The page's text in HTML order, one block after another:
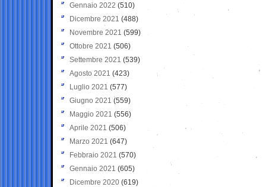
Gennaio 2022 (510)
Dicembre 2021 (488)
Novembre 2021 (599)
Ottobre 2021 (506)
Settembre 2021 (539)
Agosto 2021 (423)
Luglio 2021 (577)
Giugno 2021(559)
Maggio 2021 (556)
Aprile 2021 (506)
Marzo 2021 (647)
Febbraio 2021 (570)
Gennaio 2021 (605)
Dicembre 2020 (619)